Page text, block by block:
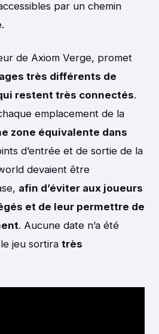
par un chemin
de Axiom Verge, promet
très différents de
restent très connectés.
emplacement de la
zone équivalente dans
d’entrée et de sortie de la
devaient être
afin d’éviter aux joueurs
et de leur permettre de
. Aucune date n’a été
jeu sortira très